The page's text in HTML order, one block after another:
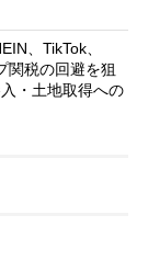
、TikTok、
関税の回避を狙
・土地取得への